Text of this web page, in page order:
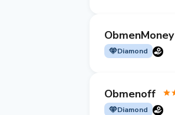
ObmenMoney
Diamond
Obmenoff
Diamond